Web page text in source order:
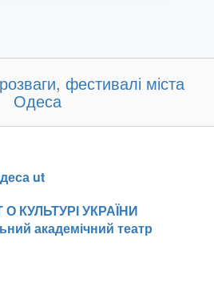
фестивалі міста
Одеса
ut
О КУЛЬТУРІ УКРАЇНИ
академічний театр